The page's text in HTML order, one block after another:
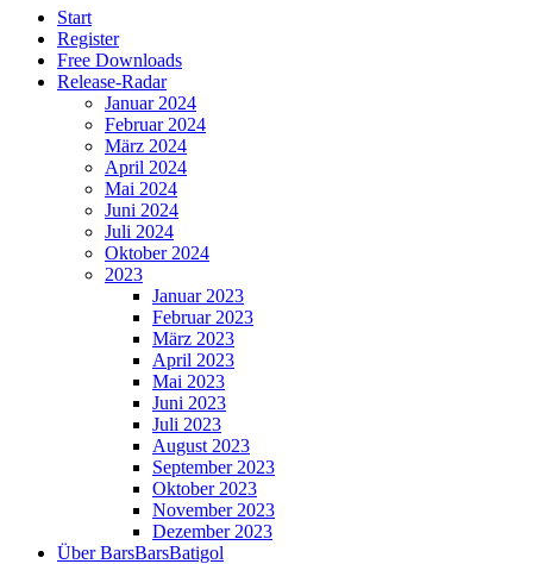
Start
Register
Free Downloads
Release-Radar
Januar 2024
Februar 2024
März 2024
April 2024
Mai 2024
Juni 2024
Juli 2024
Oktober 2024
2023
Januar 2023
Februar 2023
März 2023
April 2023
Mai 2023
Juni 2023
Juli 2023
August 2023
September 2023
Oktober 2023
November 2023
Dezember 2023
Über BarsBarsBatigol